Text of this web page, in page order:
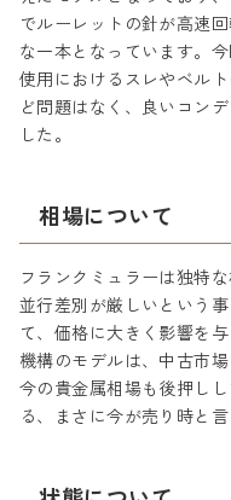
でルーレットの針が高速
な一本となっています。
使用におけるスレやベル
ど問題はなく、良いコン
した。
相場について
フランクミュラーは独特
並行差別が厳しいという
て、価格に大きく影響を
機構のモデルは、中古市
今の貴金属相場も後押し
る、まさに今が売り時と